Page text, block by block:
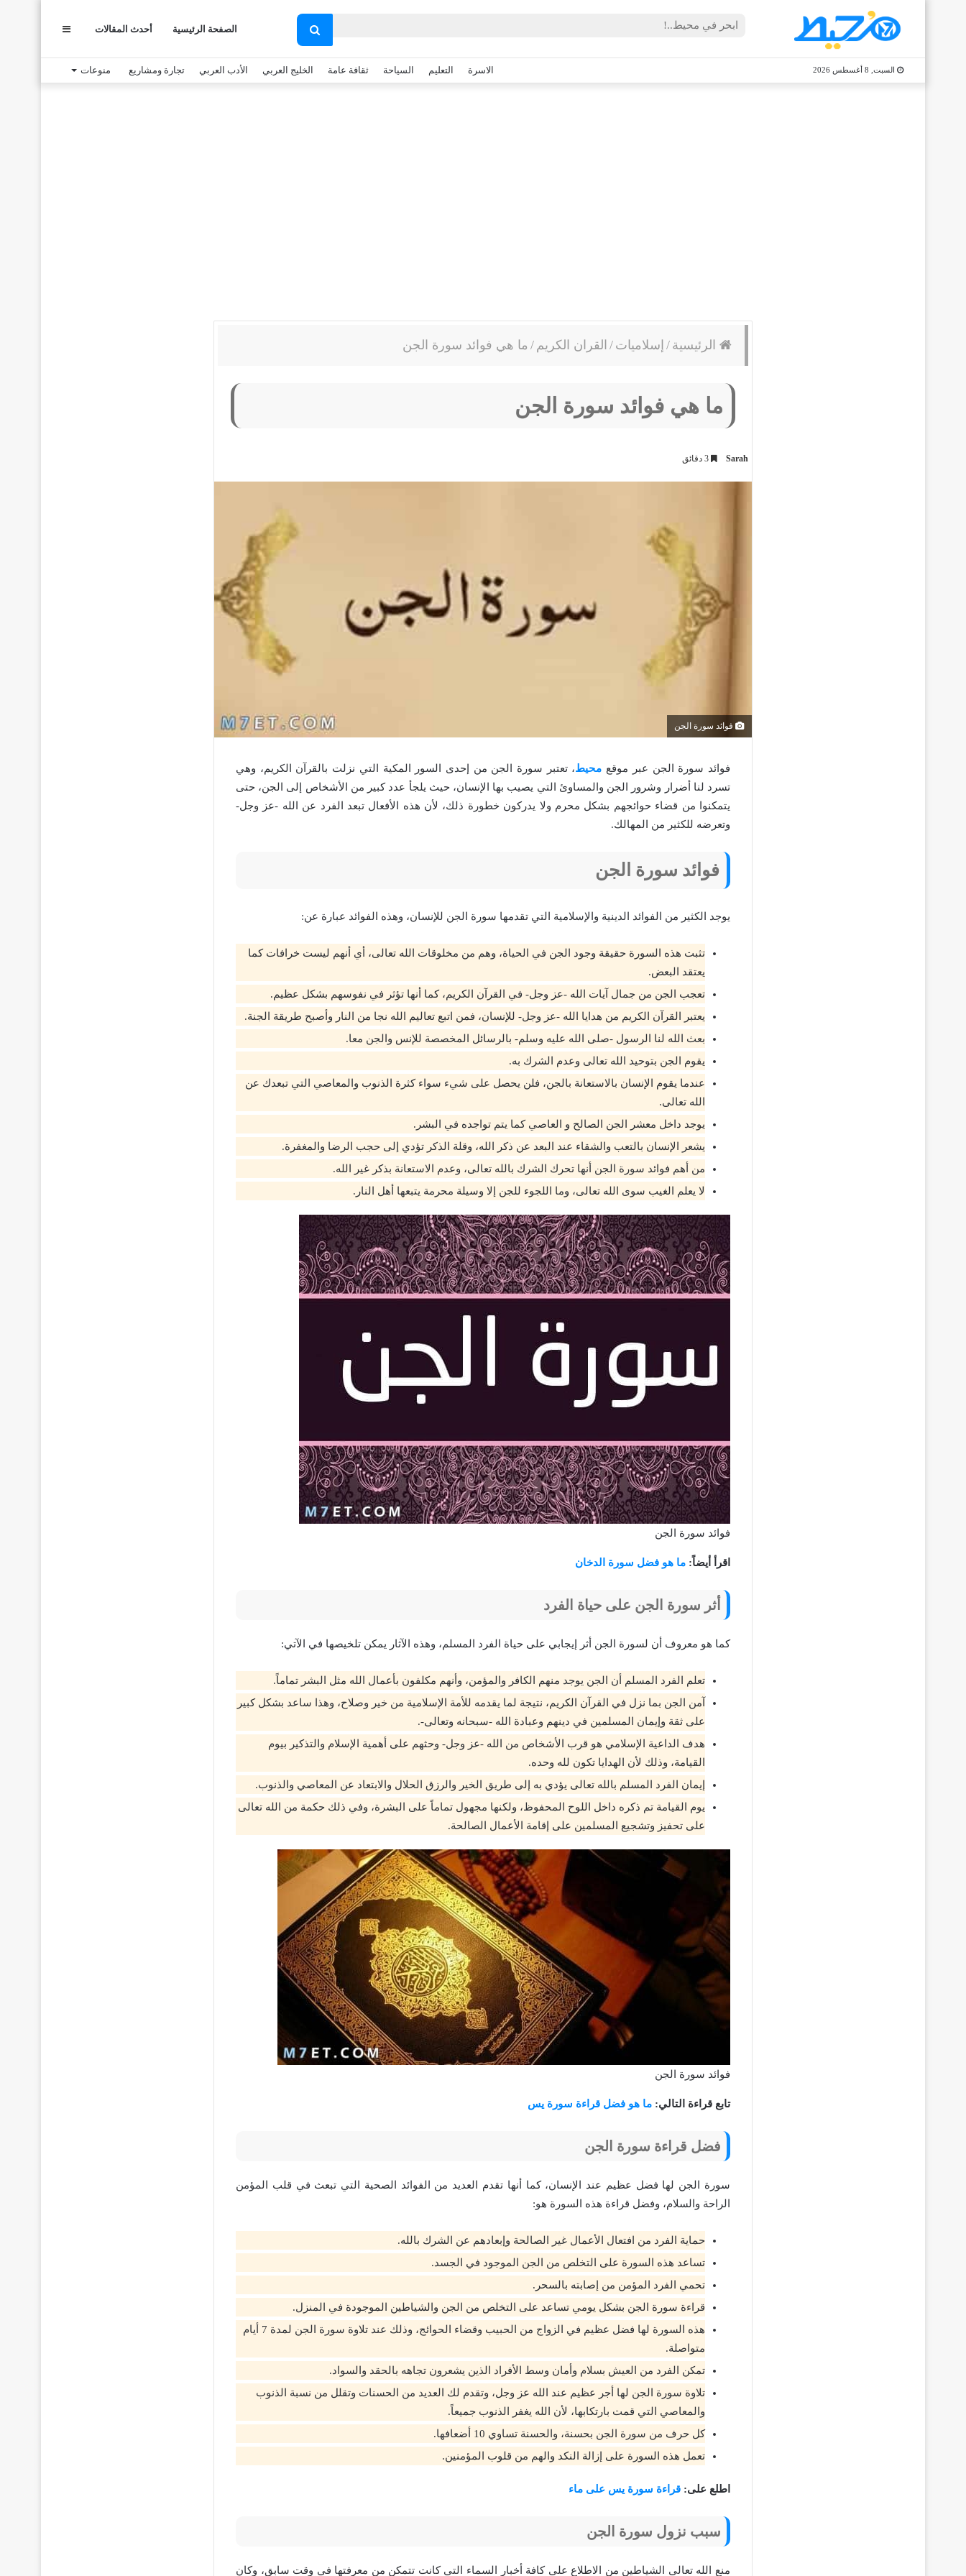
بحث
عن
الصفحة الرئيسية أحدث المقالات عمود
جانبي
السبت, 8 أغسطس 2026 الاسرة التعليم السياحة ثقافة عامة الخليج العربي الأدب العربي تجارة ومشاريع منوعات
الرئيسية / إسلاميات / القران الكريم / ما هي فوائد سورة الجن
ما هي فوائد سورة الجن
Sarah
فوائد سورة الجن
فوائد سورة الجن عبر موقع محيط، تعتبر سورة الجن من إحدى السور المكية التي نزلت بالقرآن الكريم، وهي
تسرد لنا أضرار وشرور الجن والمساوئ التي يصيب بها الإنسان، حيث يلجأ عدد كبير من الأشخاص إلى الجن، حتى
يتمكنوا من قضاء حوائجهم بشكل محرم ولا يدركون خطورة ذلك، لأن هذه الأفعال تبعد الفرد عن الله -عز وجل-
وتعرضه للكثير من المهالك.
فوائد سورة الجن
يوجد الكثير من الفوائد الدينية والإسلامية التي تقدمها سورة الجن للإنسان، وهذه الفوائد عبارة عن:
تثبت هذه السورة حقيقة وجود الجن في الحياة، وهم من مخلوقات الله تعالى، أي أنهم ليست خرافات كما
يعتقد البعض.
تعجب الجن من جمال آيات الله -عز وجل- في القرآن الكريم، كما أنها تؤثر في نفوسهم بشكل عظيم.
يعتبر القرآن الكريم من هدايا الله -عز وجل- للإنسان، فمن اتبع تعاليم الله نجا من النار وأصبح طريقة الجنة.
بعث الله لنا الرسول -صلى الله عليه وسلم- بالرسائل المخصصة للإنس والجن معا.
يقوم الجن بتوحيد الله تعالى وعدم الشرك به.
عندما يقوم الإنسان بالاستعانة بالجن، فلن يحصل على شيء سواء كثرة الذنوب والمعاصي التي تبعدك عن
الله تعالى.
يوجد داخل معشر الجن الصالح و العاصي كما يتم تواجده في البشر.
يشعر الإنسان بالتعب والشقاء عند البعد عن ذكر الله، وقلة الذكر تؤدي إلى حجب الرضا والمغفرة.
من أهم فوائد سورة الجن أنها تحرك الشرك بالله تعالى، وعدم الاستعانة بذكر غير الله.
لا يعلم الغيب سوى الله تعالى، وما اللجوء للجن إلا وسيلة محرمة يتبعها أهل النار.
فوائد سورة الجن
اقرأ أيضاً: ما هو فضل سورة الدخان
أثر سورة الجن على حياة الفرد
كما هو معروف أن لسورة الجن أثر إيجابي على حياة الفرد المسلم، وهذه الآثار يمكن تلخيصها في الآتي:
تعلم الفرد المسلم أن الجن يوجد منهم الكافر والمؤمن، وأنهم مكلفون بأعمال الله مثل البشر تماماً.
آمن الجن بما نزل في القرآن الكريم، نتيجة لما يقدمه للأمة الإسلامية من خير وصلاح، وهذا ساعد بشكل كبير
على ثقة وإيمان المسلمين في دينهم وعبادة الله -سبحانه وتعالى-.
هدف الداعية الإسلامي هو قرب الأشخاص من الله -عز وجل- وحثهم على أهمية الإسلام والتذكير بيوم
القيامة، وذلك لأن الهدايا تكون لله وحده.
إيمان الفرد المسلم بالله تعالى يؤدي به إلى طريق الخير والرزق الحلال والابتعاد عن المعاصي والذنوب.
يوم القيامة تم ذكره داخل اللوح المحفوظ، ولكنها مجهول تماماً على البشرة، وفي ذلك حكمة من الله تعالى
على تحفيز وتشجيع المسلمين على إقامة الأعمال الصالحة.
فوائد سورة الجن
تابع قراءة التالي: ما هو فضل قراءة سورة يس
فضل قراءة سورة الجن
سورة الجن لها فضل عظيم عند الإنسان، كما أنها تقدم العديد من الفوائد الصحية التي تبعث في قلب المؤمن
الراحة والسلام، وفضل قراءة هذه السورة هو:
حماية الفرد من افتعال الأعمال غير الصالحة وإبعادهم عن الشرك بالله.
تساعد هذه السورة على التخلص من الجن الموجود في الجسد.
تحمي الفرد المؤمن من إصابته بالسحر.
قراءة سورة الجن بشكل يومي تساعد على التخلص من الجن والشياطين الموجودة في المنزل.
هذه السورة لها فضل عظيم في الزواج من الحبيب وقضاء الحوائج، وذلك عند تلاوة سورة الجن لمدة 7 أيام
متواصلة.
تمكن الفرد من العيش بسلام وأمان وسط الأفراد الذين يشعرون تجاهه بالحقد والسواد.
تلاوة سورة الجن لها أجر عظيم عند الله عز وجل، وتقدم لك العديد من الحسنات وتقلل من نسبة الذنوب
والمعاصي التي قمت بارتكابها، لأن الله يغفر الذنوب جميعاً.
كل حرف من سورة الجن بحسنة، والحسنة تساوي 10 أضعافها.
تعمل هذه السورة على إزالة النكد والهم من قلوب المؤمنين.
اطلع على: قراءة سورة يس على ماء
سبب نزول سورة الجن
منع الله تعالى الشياطين من الاطلاع على كافة أخبار السماء التي كانت تتمكن من معرفتها في وقت سابق، وكان